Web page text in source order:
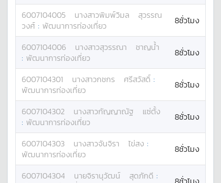
6007104005 นางสาวพิมพ์วิมล
สุวรรณ
วงศ์ : พัฒนาการท่องเที่ยว 8ชั่วโมง
6007104006 นางสาวสุวรรณา
ชาญน้ำ
: พัฒนาการท่องเที่ยว 8ชั่วโมง
6007104301 นางสาวกชกร ศรีสวัสดิ์ :
พัฒนาการท่องเที่ยว
8ชั่วโมง
6007104302 นางสาวกัญญาณัฐ
แซ่ตั้ง
: พัฒนาการท่องเที่ยว 8ชั่วโมง
6007104303 นางสาวจันจิรา ไข่สง :
พัฒนาการท่องเที่ยว
8ชั่วโมง
6007104304 นายจิรานุวัฒน์ สุดภักดี :